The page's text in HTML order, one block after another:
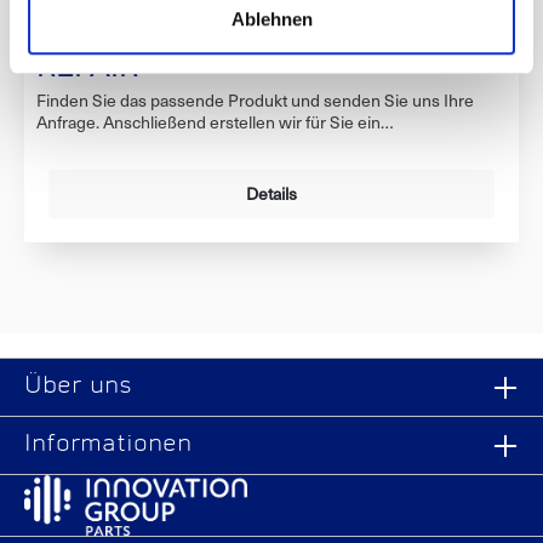
Ablehnen
PRODUKTKATALOG COLLISION
REPAIR
Finden Sie das passende Produkt und senden Sie uns Ihre
Anfrage. Anschließend erstellen wir für Sie ein
Details
Über uns
Informationen